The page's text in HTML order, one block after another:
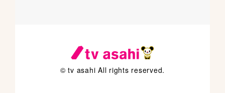
© tv asahi All rights reserved.